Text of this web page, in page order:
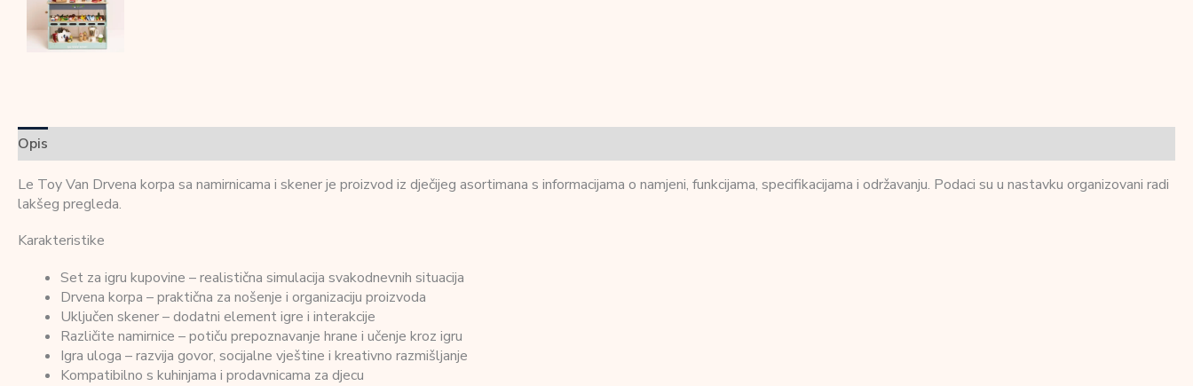
Opis
Le Toy Van Drvena korpa sa namirnicama i skener je proizvod iz dječijeg asortimana s informacijama o namjeni, funkcijama, specifikacijama i održavanju. Podaci su u nastavku organizovani radi
lakšeg pregleda.
Karakteristike
Set za igru kupovine – realistična simulacija svakodnevnih situacija
Drvena korpa – praktična za nošenje i organizaciju proizvoda
Uključen skener – dodatni element igre i interakcije
Različite namirnice – potiču prepoznavanje hrane i učenje kroz igru
Igra uloga – razvija govor, socijalne vještine i kreativno razmišljanje
Kompatibilno s kuhinjama i prodavnicama za djecu